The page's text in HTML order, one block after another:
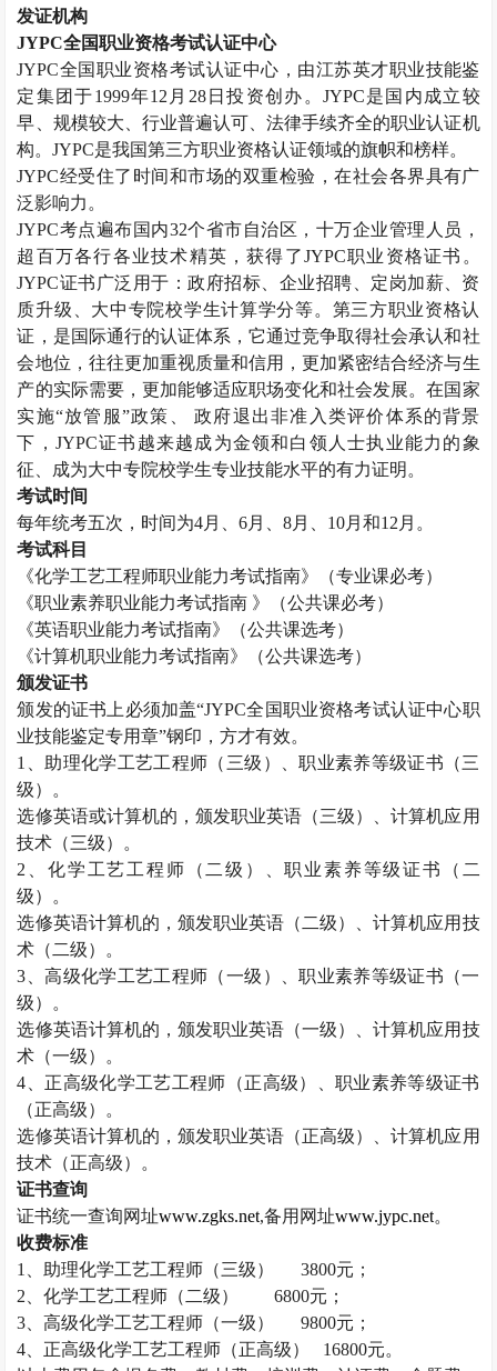
发证机构
JYPC全国职业资格考试认证中心
JYPC全国职业资格考试认证中心，由江苏英才职业技能鉴
定集团于1999年12 月 28日投资创办。 JYPC是国内成立较
早、规模较大、行业普遍认可、法律手续齐全的职业认证机
构。JYPC是我国第三方职业资格认证领域的旗帜和榜样。
JYPC经受住了时间和市场的双重检验，在社会各界具有广
泛影响力。
JYPC考点遍布国内32个省市自治区，十万企业管理人员，
超百万各行各业技术精英，获得了JYPC职业资格证书。
JYPC证书广泛用于：政府招标、企业招聘、定岗加薪、资
质升级、大中专院校学生计算学分等。第三方职业资格认
证，是国际通行的认证体系，它通过竞争取得社会承认和社
会地位，往往更加重视质量和信用，更加紧密结合经济与生
产的实际需要，更加能够适应职场变化和社会发展。在国家
实施“放管服”政策、 政府退出非准入类评价体系的背景
下， JYPC证书越来越成为金领和白领人士执业能力的象
征、成为大中专院校学生专业技能水平的有力证明。
考试时间
每年统考五次，时间为4月、6月、8月、 10月和12 月。
考试科目
《化学工艺工程师职业能力考试指南》（专业课必考）
《职业素养职业能力考试指南 》（公共课必考）
《英语职业能力考试指南》（公共课选考）
《计算机职业能力考试指南》（公共课选考）
颁发证书
颁发的证书上必须加盖“JYPC全国职业资格考试认证中心职
业技能鉴定专用章”钢印，方才有效。
1
、助理化学工艺工程师（三级）、职业素养等级证书（三
级）。
选修英语或计算机的，颁发职业英语（三级）、计算机应用
技术（三级）。
2 、化学工艺工程师（二级）、职业素养等级证书（二
级）。
选修英语计算机的，颁发职业英语（二级）、计算机应用技
术（二级）。
3 、高级化学工艺工程师（一级）、职业素养等级证书（一
级）。
选修英语计算机的，颁发职业英语（一级）、计算机应用技
术（一级）。
4 、正高级化学工艺工程师（正高级）、职业素养等级证书
（正高级）。
选修英语计算机的，颁发职业英语（正高级）、计算机应用
技术（正高级）。
证书查询
证书统一查询网址www.zgks.net,备用网址www.jypc.net。
收费标准
1
、助理化学工艺工程师（三级） 3800元；
2 、化学工艺工程师（二级） 6800元；
3 、高级化学工艺工程师（一级） 9800元；
4 、正高级化学工艺工程师（正高级） 16800元。